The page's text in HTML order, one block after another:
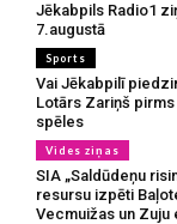
Jēkabpils Radio1
7.augustā
Sports
Vai Jēkabpilī
Lotārs Zariņš
spēles
Vides ziņas
SIA „Saldūdeņu
resursu izpēti
Vecmuižas un Zuju